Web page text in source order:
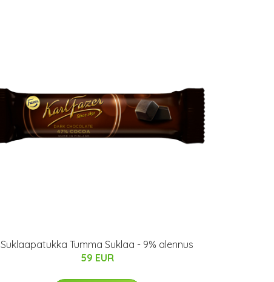
Suklaapatukka Tumma Suklaa - 9% alennus
59 EUR